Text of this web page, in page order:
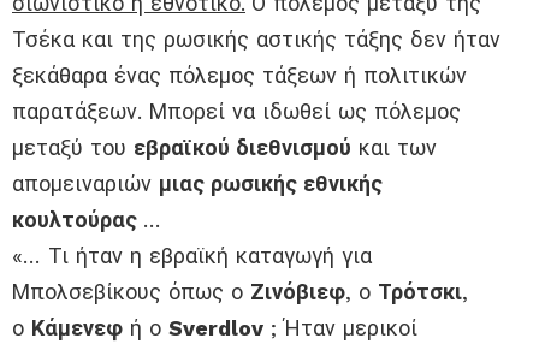
Τσέκα και της ρωσικής αστικής τάξης δεν ήταν
ξεκάθαρα ένας πόλεμος τάξεων ή πολιτικών
παρατάξεων. Μπορεί να ιδωθεί ως πόλεμος
μεταξύ του εβραϊκού διεθνισμού και των
απομειναριών μιας ρωσικής εθνικής
κουλτούρας …
«… Τι ήταν η εβραϊκή καταγωγή για
Μπολσεβίκους όπως ο Ζινόβιεφ, ο Τρότσκι,
ο Κάμενεφ ή ο Sverdlov ; Ήταν μερικοί